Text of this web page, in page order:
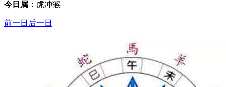
今日属： 虎冲猴
前一日 后一日